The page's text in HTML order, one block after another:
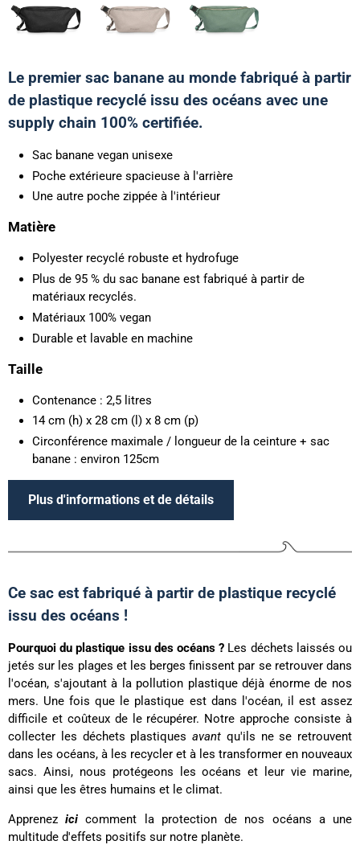
Le premier sac banane au monde fabriqué à partir
de plastique recyclé issu des océans avec une
supply chain 100% certifiée.
Sac banane vegan unisexe
Poche extérieure spacieuse à l'arrière
Une autre poche zippée à l'intérieur
Matière
Polyester recyclé robuste et hydrofuge
Plus de 95 % du sac banane est fabriqué à partir de
matériaux recyclés.
Matériaux 100% vegan
Durable et lavable en machine
Taille
Contenance : 2,5 litres
14 cm (h) x 28 cm (l) x 8 cm (p)
Circonférence maximale / longueur de la ceinture + sac
banane : environ 125cm
Plus d'informations et de détails
Ce sac est fabriqué à partir de plastique recyclé
issu des océans !
Pourquoi du plastique issu des océans ? Les déchets laissés ou
jetés sur les plages et les berges finissent par se retrouver dans
l'océan, s'ajoutant à la pollution plastique déjà énorme de nos
mers. Une fois que le plastique est dans l'océan, il est assez
difficile et coûteux de le récupérer. Notre approche consiste à
collecter les déchets plastiques avant qu'ils ne se retrouvent
dans les océans, à les recycler et à les transformer en nouveaux
sacs. Ainsi, nous protégeons les océans et leur vie marine,
ainsi que les êtres humains et le climat.
Apprenezici comment la protection de nos océans a une
multitude d'effets positifs sur notre planète.